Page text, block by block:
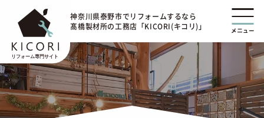
神奈川県泰野市でリフォームするなら
髙橋製材所の工務店「KICORI(キコリ)」
メニュー